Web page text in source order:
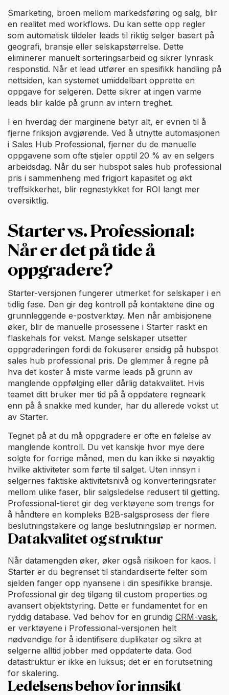
Smarketing, broen mellom markedsføring og salg, blir
en realitet med workflows. Du kan sette opp regler
som automatisk tildeler leads til riktig selger basert på
geografi, bransje eller selskapstørrelse. Dette
eliminerer manuelt sorteringsarbeid og sikrer lynrask
responstid. Når et lead utfører en spesifikk handling på
nettsiden, kan systemet umiddelbart opprette en
oppgave for selgeren. Dette sikrer at ingen varme
leads blir kalde på grunn av intern treghet.
I en hverdag der marginene betyr alt, er evnen til å
fjerne friksjon avgjørende. Ved å utnytte automasjonen
i Sales Hub Professional, fjerner du de manuelle
oppgavene som ofte stjeler opptil 20 % av en selgers
arbeidsdag. Når du ser hubspot sales hub professional
pris i sammenheng med frigjort kapasitet og økt
treffsikkerhet, blir regnestykket for ROI langt mer
oversiktlig.
Starter vs. Professional:
Når er det på tide å
oppgradere?
Starter-versjonen fungerer utmerket for selskaper i en
tidlig fase. Den gir deg kontroll på kontaktene dine og
grunnleggende e-postverktøy. Men når ambisjonene
øker, blir de manuelle prosessene i Starter raskt en
flaskehals for vekst. Mange selskaper utsetter
oppgraderingen fordi de fokuserer ensidig på hubspot
sales hub professional pris. De glemmer å regne på
hva det koster å miste varme leads på grunn av
manglende oppfølging eller dårlig datakvalitet. Hvis
teamet ditt bruker mer tid på å oppdatere regneark
enn på å snakke med kunder, har du allerede vokst ut
av Starter.
Tegnet på at du må oppgradere er ofte en følelse av
manglende kontroll. Du vet kanskje hvor mye dere
solgte for forrige måned, men du kan ikke si nøyaktig
hvilke aktiviteter som førte til salget. Uten innsyn i
selgernes faktiske aktivitetsnivå og konverteringsrater
mellom ulike faser, blir salgsledelse redusert til gjetting.
Professional-tieret gir deg verktøyene som trengs for
å håndtere en kompleks B2B-salgsprosess der flere
beslutningstakere og lange beslutningsløp er normen.
Datakvalitet og struktur
Når datamengden øker, øker også risikoen for kaos. I
Starter er du begrenset til standardiserte felter som
sjelden fanger opp nyansene i din spesifikke bransje.
Professional gir deg tilgang til custom properties og
avansert objektstyring. Dette er fundamentet for en
ryddig database. Ved behov for en grundig CRM-vask,
er verktøyene i Professional-versjonen helt
nødvendige for å identifisere duplikater og sikre at
selgerne alltid jobber med oppdaterte data. God
datastruktur er ikke en luksus; det er en forutsetning
for skalering.
Ledelsens behov for innsikt